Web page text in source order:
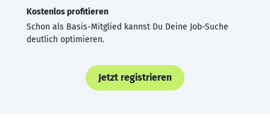
Kostenlos profitieren
Schon als Basis-Mitglied kannst Du Deine Job-Suche
deutlich optimieren.
Jetzt registrieren